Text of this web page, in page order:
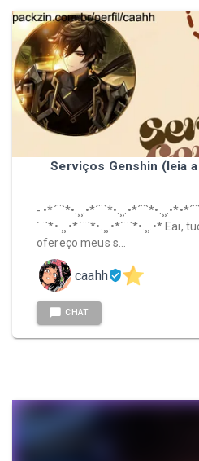
Serviços Genshin (leia
-
´¨`*•.¸¸.•*´¨`*•.¸¸.•*´¨`*•.¸¸.•*
ofereço meus s…
caahh
CHAT